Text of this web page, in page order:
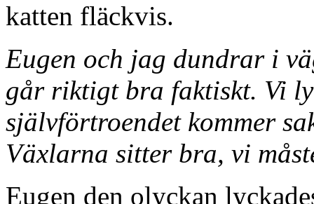
katten fläckvis.
Eugen och jag dundrar i
går riktigt bra faktiskt. Vi
självförtroendet kommer
Växlarna sitter bra, vi
Eugen den olyckan